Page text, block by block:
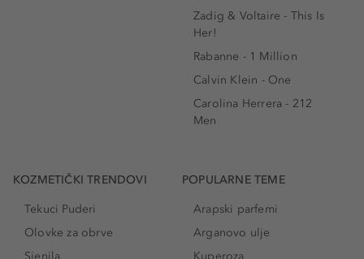
Zadig & Voltaire - This Is
Her!
Rabanne - 1 Million
Calvin Klein - One
Carolina Herrera - 212
Men
KOZMETIČKI TRENDOVI
Tekuci Puderi
Olovke za obrve
Sjenila
POPULARNE TEME
Arapski parfemi
Arganovo ulje
Kuperoza